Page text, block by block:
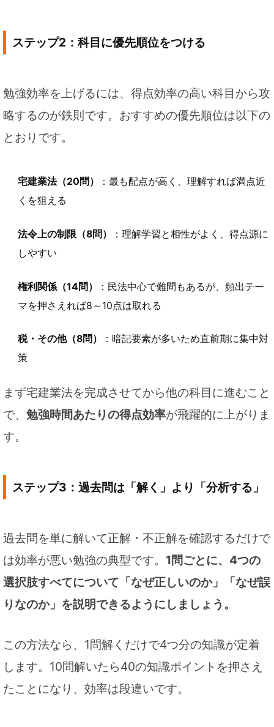
ステップ2：科目に優先順位をつける
勉強効率を上げるには、得点効率の高い科目から攻
略するのが鉄則です。おすすめの優先順位は以下の
とおりです。
宅建業法（20問）
：最も配点が高く、理解すれば満点近
くを狙える
法令上の制限（8問）
：理解学習と相性がよく、得点源に
しやすい
権利関係（14問）
：民法中心で難問もあるが、頻出テー
マを押さえれば8～10点は取れる
税・その他（8問）
：暗記要素が多いため直前期に集中対
策
まず宅建業法を完成させてから他の科目に進むこと
で、 勉強時間あたりの得点効率が飛躍的に上がりま
す。
ステップ3：過去問は「解く」より「分析する」
過去問を単に解いて正解・不正解を確認するだけで
は効率が悪い勉強の典型です。 1問ごとに、4つの
選択肢すべてについて「なぜ正しいのか」「なぜ誤
りなのか」を説明できるようにしましょう。
この方法なら、1問解くだけで4つ分の知識が定着
します。10問解いたら40の知識ポイントを押さえ
たことになり、効率は段違いです。